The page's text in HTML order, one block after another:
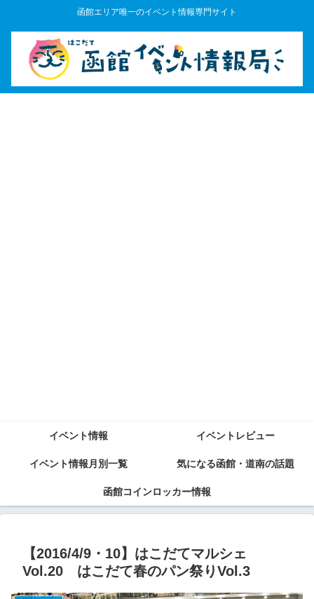
函館エリア唯一のイベント情報専門サイト
イベント情報 イベントレビュー
イベント情報月別一覧 気になる函館・道南の話題
函館コインロッカー情報
【2016/4/9・10】はこだてマルシェ
Vol.20 はこだて春のパン祭りVol.3